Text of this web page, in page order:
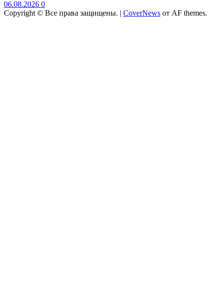
06.08.2026 0
Copyright © Все права защищены. | CoverNews от AF themes.